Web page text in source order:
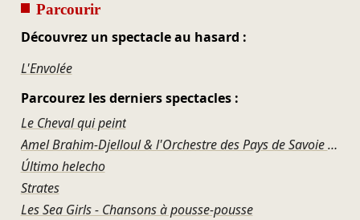
Parcourir
Découvrez un spectacle au hasard :
L'Envolée
Parcourez les derniers spectacles :
Le Cheval qui peint
Amel Brahim-Djelloul & l'Orchestre des Pays de Savoie – Haendel, Britten, Haydn
Último helecho
Strates
Les Sea Girls - Chansons à pousse-pousse